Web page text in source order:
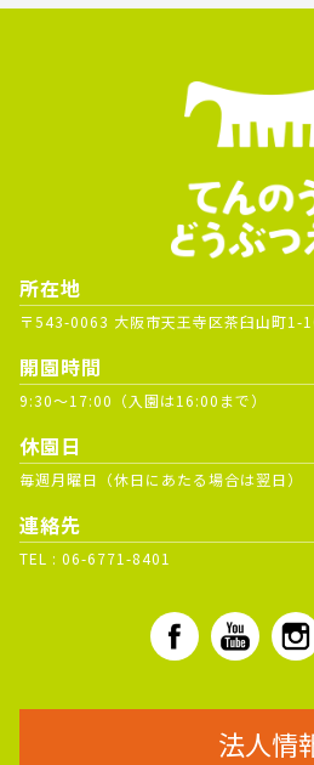
所在地
〒543-0063 大阪市天王寺区茶臼山町1-
開園時間
9:30～17:00（入園は16:00まで）
休園日
毎週月曜日（休日にあたる場合は翌日）
連絡先
TEL : 06-6771-8401
法人情